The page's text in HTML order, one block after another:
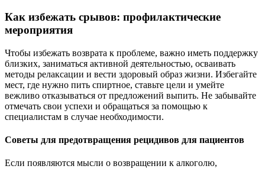
Как избежать срывов: профилактические
мероприятия
Чтобы избежать возврата к проблеме, важно иметь поддержку
близких, заниматься активной деятельностью, осваивать
методы релаксации и вести здоровый образ жизни. Избегайте
мест, где нужно пить спиртное, ставьте цели и умейте
вежливо отказываться от предложений выпить. Не забывайте
отмечать свои успехи и обращаться за помощью к
специалистам в случае необходимости.
Советы для предотвращения рецидивов для пациентов
Если появляются мысли о возвращении к алкоголю,